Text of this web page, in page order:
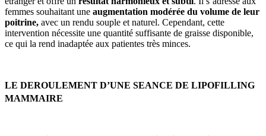
femmes souhaitant une augmentation modérée du volume de leur
poitrine, avec un rendu souple et naturel. Cependant, cette
intervention nécessite une quantité suffisante de graisse disponible,
ce qui la rend inadaptée aux patientes très minces.
LE DEROULEMENT D’UNE SEANCE DE LIPOFILLING
MAMMAIRE